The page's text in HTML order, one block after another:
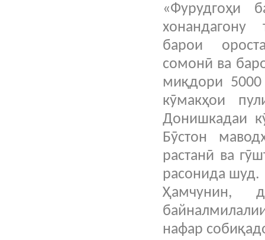
«Фурудгоҳи
хонандагону
барои
сомонӣ ва
миқдори
кӯмакҳои
Донишкадаи
Бӯстон
растанӣ ва
расонида шуд.
Ҳамчунин,
нафар